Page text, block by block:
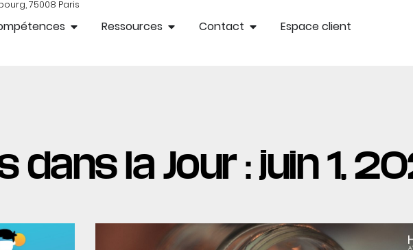
75008 Paris
Ressources Contact Espace client
dans la Jour : juin 1,